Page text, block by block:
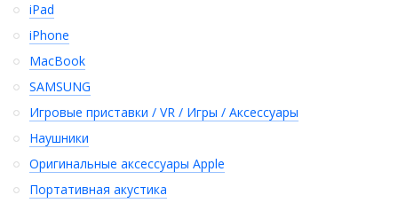
iPad
iPhone
MacBook
SAMSUNG
Игровые приставки / VR / Игры / Аксессуары
Наушники
Оригинальные аксессуары Apple
Портативная акустика